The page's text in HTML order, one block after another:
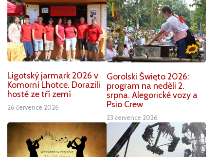
Ligotský jarmark 2026 v
Komorní Lhotce. Dorazili
hosté ze tří zemí
26 července 2026
Gorolski Święto 2026:
program na neděli 2.
srpna. Alegorické vozy a
Psio Crew
23 července 2026